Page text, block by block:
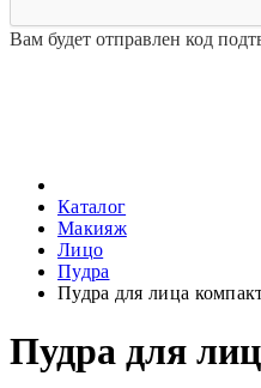
Вам будет отправлен код
Каталог
Макияж
Лицо
Пудра
Пудра для лица
Пудра для